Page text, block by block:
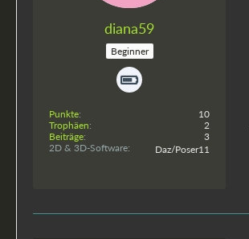
diana59
Beginner
Punkte
10
Trophäen
2
Beiträge
3
2D & 3D-Software
Daz/Poser11